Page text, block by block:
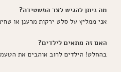
מה ניתן להגיש לצד הפשטידה?
אני ממליץ על סלט ירקות מרענן או
האם זה מתאים לילדים?
בהחלט! הילדים לרוב אוהבים את